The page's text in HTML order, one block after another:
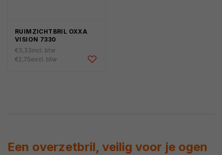
RUIMZICHTBRIL OXXA
VISION 7330
Normale
prijs
€3,33incl. btw
€2,75excl. btw
Een overzetbril, veilig voor je ogen